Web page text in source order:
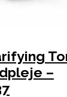
–